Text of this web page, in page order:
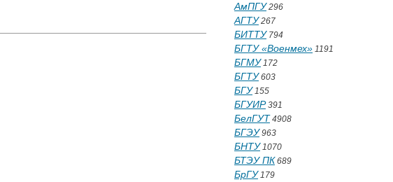
АмПГУ296
АГТУ267
БИТТУ794
БГТУ «Военмех» 1191
БГМУ172
БГТУ603
БГУ155
БГУИР391
БелГУТ 4908
БГЭУ963
БНТУ1070
БТЭУ ПК 689
БрГУ179